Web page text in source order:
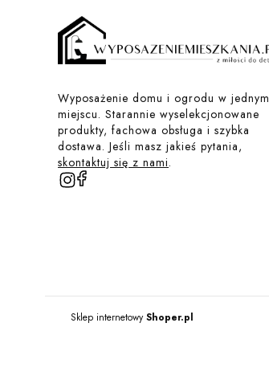
Wyposażenie domu i ogrodu w jednym
miejscu. Starannie wyselekcjonowane
produkty, fachowa obsługa i szybka
dostawa. Jeśli masz jakieś pytania,
skontaktuj się z nami.
Sklep internetowyShoper.pl